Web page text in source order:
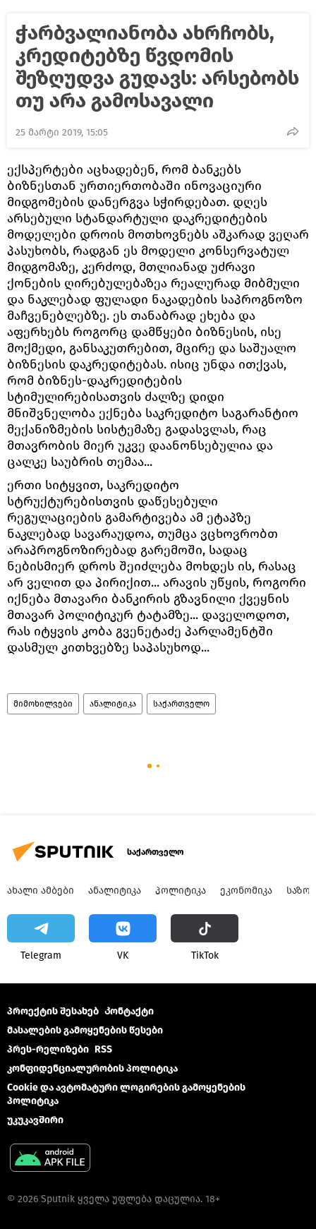
ჭარბვალიანობა ახრჩობს,
კრედიტებზე წვდომის
შეზღუდვა გუდავს: არსებობს
თუ არა გამოსავალი
25 მარტი 2019, 15:05
ექსპერტები აცხადებენ, რომ ბანკებს
ბიზნესთან ურთიერთობაში ინოვაციური
მიდგომების დანერგვა სჭირდებათ. დღეს
არსებული სტანდარტული დაკრედიტების
მოდელები დროის მოთხოვნებს აშკარად ვეღარ
პასუხობს, რადგან ეს მოდელი კონსერვატულ
მიდგომაზე, კერძოდ, მთლიანად უძრავი
ქონების ღირებულებაზეა რეალურად მიბმული
და ნაკლებად ფულადი ნაკადების საპროგნოზო
მაჩვენებლებზე. ეს თანაბრად ეხება და
აფერხებს როგორც დამწყები ბიზნესის, ისე
მოქმედი, განსაკუთრებით, მცირე და საშუალო
ბიზნესის დაკრედიტებას. ისიც უნდა ითქვას,
რომ ბიზნეს-დაკრედიტების
სტიმულირებისათვის ძალზე დიდი
მნიშვნელობა ექნება საკრედიტო საგარანტიო
მექანიზმების სისტემაზე გადასვლას, რაც
მთავრობის მიერ უკვე დაანონსებულია და
ცალკე საუბრის თემაა...
ერთი სიტყვით, საკრედიტო
სტრუქტურებისთვის დაწესებული
რეგულაციების გამარტივება ამ ეტაპზე
ნაკლებად სავარაუდოა, თუმცა ვცხოვრობთ
არაპროგნოზირებად გარემოში, სადაც
ნებისმიერ დროს შეიძლება მოხდეს ის, რასაც
არ ველით და პირიქით... არავის უწყის, როგორი
იქნება მთავარი ბანკირის გზავნილი ქვეყნის
მთავარ პოლიტიკურ ტატამზე... დაველოდოთ,
რას იტყვის კობა გვენეტაძე პარლამენტში
დასმულ კითხვებზე საპასუხოდ...
მიმოხილვები ანალიტიკა საქართველო
საქართველო
ᲐᲮᲐᲚᲘ ᲐᲛᲑᲔᲑᲘ ᲐᲜᲐᲚᲘᲢᲘᲙᲐ ᲞᲝᲚᲘᲢᲘᲙᲐ ᲔᲙᲝᲜᲝᲛᲘᲙᲐ
Telegram VK ТikТоk
პროექტის შესახებ Კონტაქტი
მასალების გამოყენების წესები
პრეს-რელიზები RSS
კონფიდენციალურობის პოლიტიკა
Cookie და ავტომატური ლოგირების გამოყენების
პოლიტიკა
უკუკავშირი
© 2026 Sputnik ყველა უფლება დაცულია. 18+